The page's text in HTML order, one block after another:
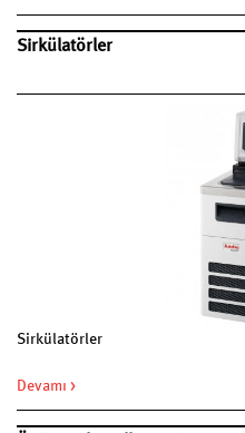
Sirkülatörler
Sirkülatörler
Devamı >